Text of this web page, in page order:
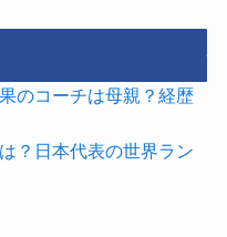
のコーチは母親？経歴
？日本代表の世界ラン